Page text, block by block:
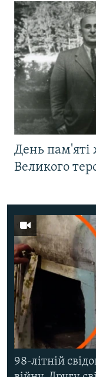
День пам'яті
Великого
98-літній